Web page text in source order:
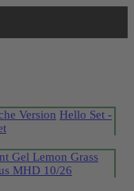
Version Hello Set -
Gel Lemon Grass
MHD 10/26